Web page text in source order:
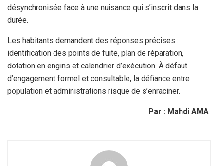
désynchronisée face à une nuisance qui s’inscrit dans la
durée.
Les habitants demandent des réponses précises :
identification des points de fuite, plan de réparation,
dotation en engins et calendrier d’exécution. À défaut
d’engagement formel et consultable, la défiance entre
population et administrations risque de s’enraciner.
Par : Mahdi AMA